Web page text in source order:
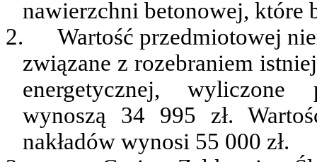
nawierzchni betonowej, które
2.
Wartość przedmiotowej
związane z rozebraniem
energetycznej, wyliczone
wynoszą 34 995 zł.
nakładów wynosi 55 000 zł.